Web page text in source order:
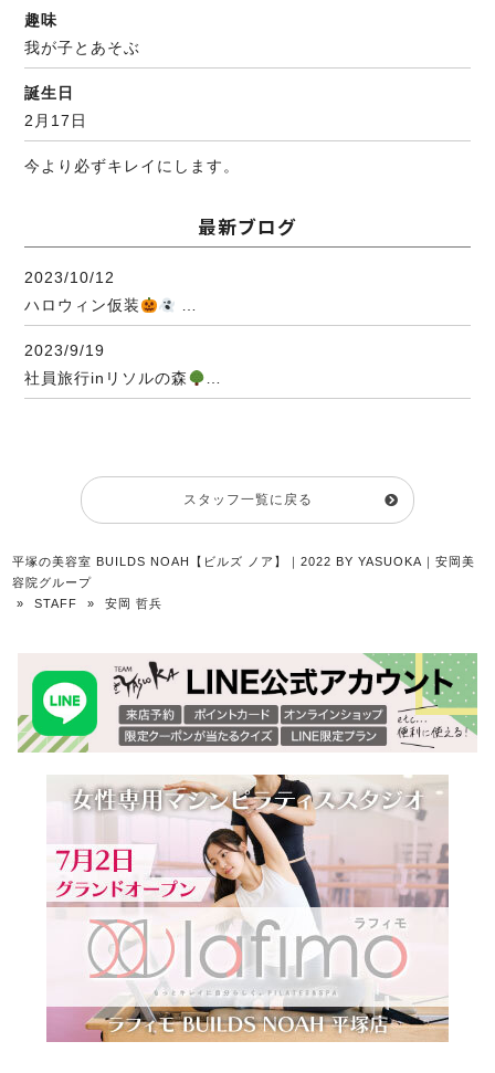
趣味
我が子とあそぶ
誕生日
2月17日
今より必ずキレイにします。
最新ブログ
2023/10/12
ハロウィン仮装
…
2023/9/19
社員旅行inリソルの森
…
スタッフ一覧に戻る
平塚の美容室 BUILDS NOAH【ビルズ ノア】｜2022 BY YASUOKA｜安岡美
容院グループ
»
STAFF » 安岡 哲兵